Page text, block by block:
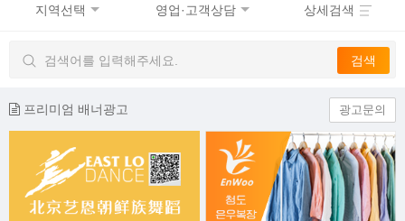
지역선택 영업·고객상담 상세검색
프리미엄 배너광고 광고문의